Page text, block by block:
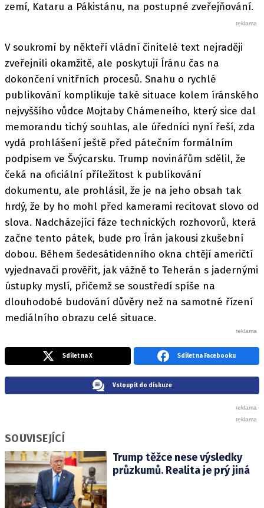
zemí, Kataru a Pákistánu, na postupné zveřejňování.
V soukromí by někteří vládní činitelé text nejraději
zveřejnili okamžitě, ale poskytují Íránu čas na
dokončení vnitřních procesů. Snahu o rychlé
publikování komplikuje také situace kolem íránského
nejvyššího vůdce Mojtaby Chámeneího, který sice dal
memorandu tichý souhlas, ale úředníci nyní řeší, zda
vydá prohlášení ještě před pátečním formálním
podpisem ve Švýcarsku. Trump novinářům sdělil, že
čeká na oficiální příležitost k publikování
dokumentu, ale prohlásil, že je na jeho obsah tak
hrdý, že by ho mohl před kamerami recitovat slovo od
slova. Nadcházející fáze technických rozhovorů, která
začne tento pátek, bude pro Írán jakousi zkušební
dobou. Během šedesátidenního okna chtějí američtí
vyjednavači prověřit, jak vážně to Teherán s jadernými
ústupky myslí, přičemž se soustředí spíše na
dlouhodobé budování důvěry než na samotné řízení
mediálního obrazu celé situace.
Sdílet na X Sdílet na Facebooku
Vstoupit do diskuze
SOUVISEJÍCÍ
Trump těžce nese výsledky
průzkumů. Realita je prý jiná